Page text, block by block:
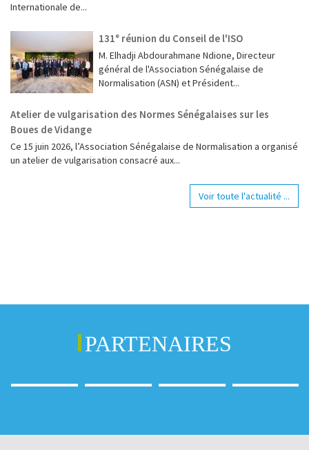
Internationale de...
131ᵉ réunion du Conseil de l'ISO
M. Elhadji Abdourahmane Ndione, Directeur
général de l'Association Sénégalaise de
Normalisation (ASN) et Président...
Atelier de vulgarisation des Normes Sénégalaises sur les
Boues de Vidange
Ce 15 juin 2026, l’Association Sénégalaise de Normalisation a organisé
un atelier de vulgarisation consacré aux...
Voir toute l'actualité ...
PARTENAIRES